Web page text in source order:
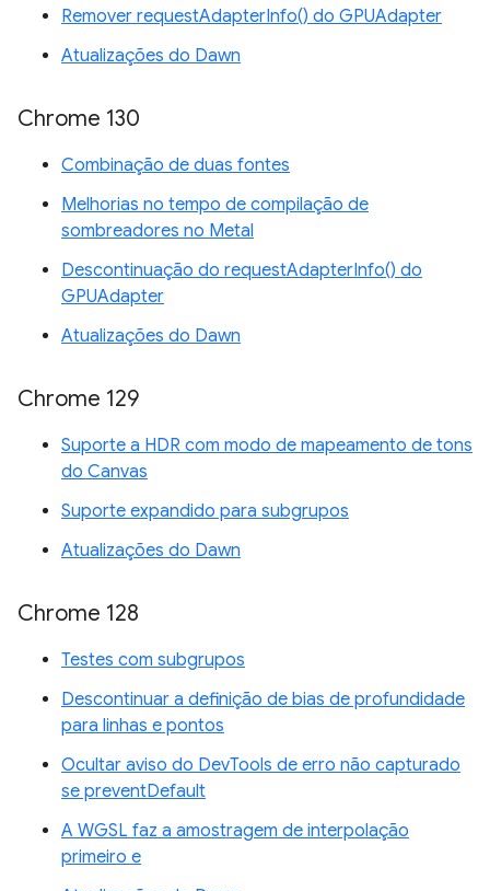
Remover requestAdapterInfo() do GPUAdapter
Atualizações do Dawn
Chrome 130
Combinação de duas fontes
Melhorias no tempo de compilação de
sombreadores no Metal
Descontinuação do requestAdapterInfo() do
GPUAdapter
Atualizações do Dawn
Chrome 129
Suporte a HDR com modo de mapeamento de tons
do Canvas
Suporte expandido para subgrupos
Atualizações do Dawn
Chrome 128
Testes com subgrupos
Descontinuar a definição de bias de profundidade
para linhas e pontos
Ocultar aviso do DevTools de erro não capturado
se preventDefault
A WGSL faz a amostragem de interpolação
primeiro e